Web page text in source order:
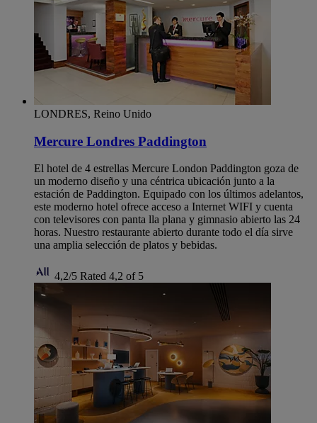
LONDRES, Reino Unido
Mercure Londres Paddington
El hotel de 4 estrellas Mercure London Paddington goza de
un moderno diseño y una céntrica ubicación junto a la
estación de Paddington. Equipado con los últimos adelantos,
este moderno hotel ofrece acceso a Internet WIFI y cuenta
con televisores con panta lla plana y gimnasio abierto las 24
horas. Nuestro restaurante abierto durante todo el día sirve
una amplia selección de platos y bebidas.
4,2/5 Rated 4,2 of 5